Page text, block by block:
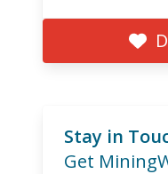
Stay in
Get